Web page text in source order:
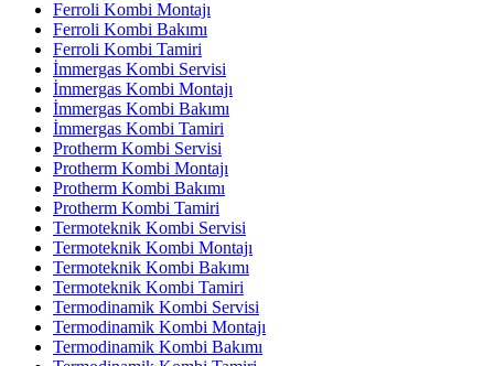
Ferroli Kombi Montajı
Ferroli Kombi Bakımı
Ferroli Kombi Tamiri
İmmergas Kombi Servisi
İmmergas Kombi Montajı
İmmergas Kombi Bakımı
İmmergas Kombi Tamiri
Protherm Kombi Servisi
Protherm Kombi Montajı
Protherm Kombi Bakımı
Protherm Kombi Tamiri
Termoteknik Kombi Servisi
Termoteknik Kombi Montajı
Termoteknik Kombi Bakımı
Termoteknik Kombi Tamiri
Termodinamik Kombi Servisi
Termodinamik Kombi Montajı
Termodinamik Kombi Bakımı